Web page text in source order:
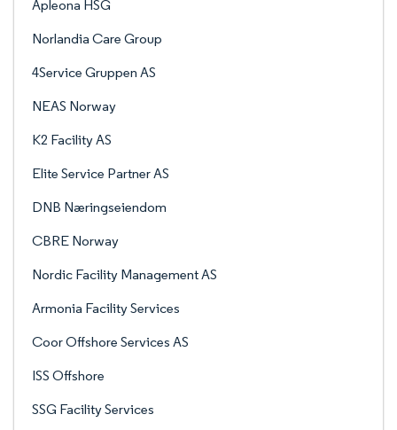
Apleona HSG
Norlandia Care Group
4Service Gruppen AS
NEAS Norway
K2 Facility AS
Elite Service Partner AS
DNB Næringseiendom
CBRE Norway
Nordic Facility Management AS
Armonia Facility Services
Coor Offshore Services AS
ISS Offshore
SSG Facility Services